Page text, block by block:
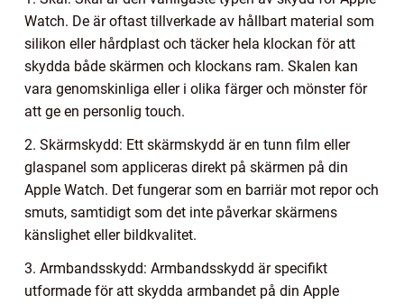
Watch. De är oftast tillverkade av hållbart material som
silikon eller hårdplast och täcker hela klockan för att
skydda både skärmen och klockans ram. Skalen kan
vara genomskinliga eller i olika färger och mönster för
att ge en personlig touch.
2. Skärmskydd: Ett skärmskydd är en tunn film eller
glaspanel som appliceras direkt på skärmen på din
Apple Watch. Det fungerar som en barriär mot repor och
smuts, samtidigt som det inte påverkar skärmens
känslighet eller bildkvalitet.
3. Armbandsskydd: Armbandsskydd är specifikt
utformade för att skydda armbandet på din Apple